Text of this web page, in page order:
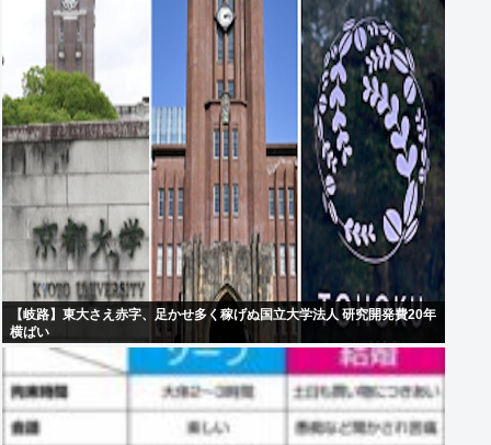
【岐路】東大さえ赤字、足かせ多く稼げぬ国立大学法人 研究開発費20年
横ばい